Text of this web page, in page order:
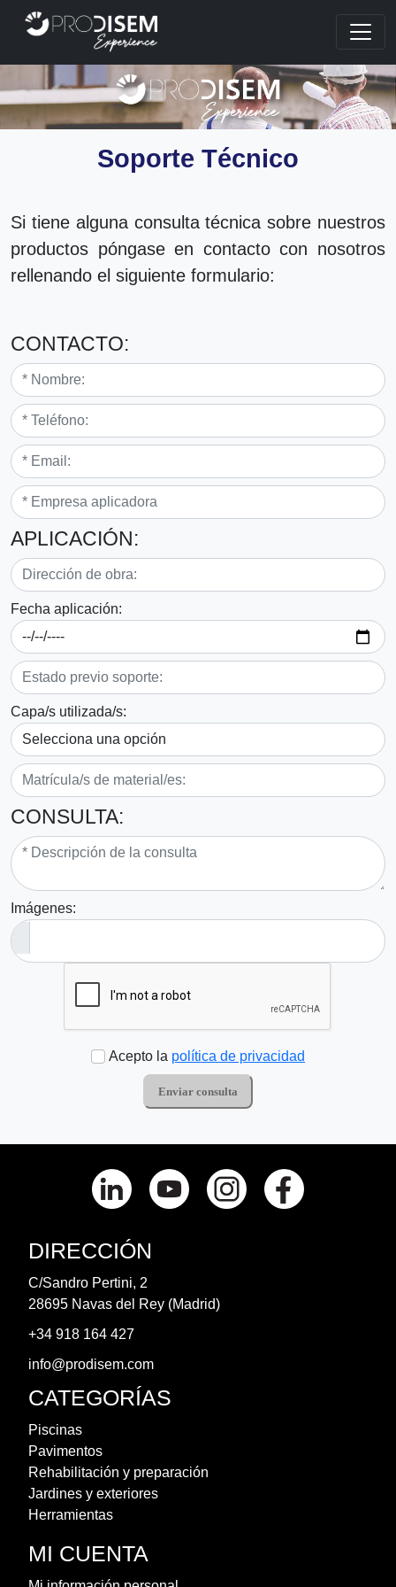
Soporte Técnico
Si tiene alguna consulta técnica sobre nuestros
productos póngase en contacto con nosotros
rellenando el siguiente formulario:
CONTACTO:
APLICACIÓN:
Fecha aplicación:
Capa/s utilizada/s:
CONSULTA:
Imágenes:
Acepto la política de privacidad
Enviar consulta
DIRECCIÓN
C/Sandro Pertini, 2
28695 Navas del Rey (Madrid)
+34 918 164 427
info@prodisem.com
CATEGORÍAS
Piscinas
Pavimentos
Rehabilitación y preparación
Jardines y exteriores
Herramientas
MI CUENTA